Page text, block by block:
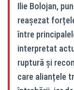
Ilie Bolojan,
reașezat
între
interpretat
ruptură și
care alianțele